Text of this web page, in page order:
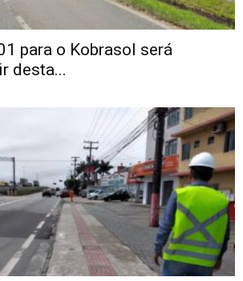
para o Kobrasol será
desta...